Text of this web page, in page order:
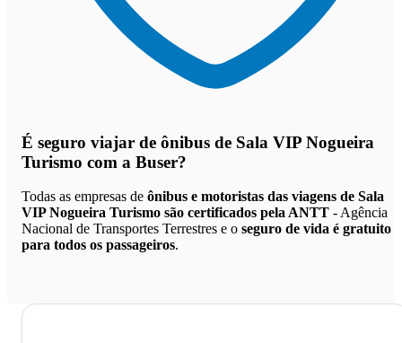
É seguro viajar de ônibus de Sala VIP Nogueira
Turismo com a Buser?
Todas as empresas de ônibus e motoristas das viagens de Sala
VIP Nogueira Turismo são certificados pela ANTT - Agência
Nacional de Transportes Terrestres e o seguro de vida é gratuito
para todos os passageiros.